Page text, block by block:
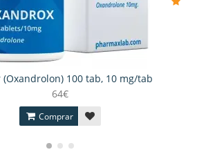
(Oxandrolon) 100 tab, 10 mg/tab
64€
Comprar